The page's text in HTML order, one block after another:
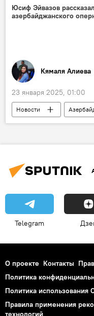
Шантаж
Юсиф Эйвазов
азербайджанского
Кямаля Алиева
23 января 2025, 01:00
Новости
Telegram
О проекте Контакты
Политика
Политика использования
Правила применения
технологий